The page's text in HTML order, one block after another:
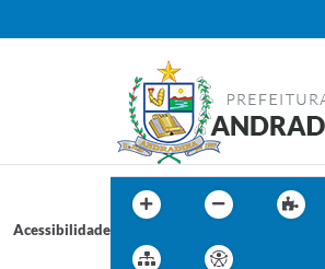
Acessibilidade